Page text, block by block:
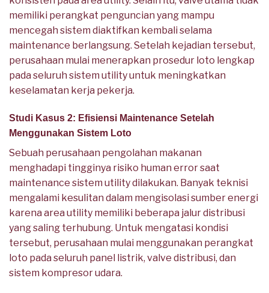
memiliki perangkat penguncian yang mampu
mencegah sistem diaktifkan kembali selama
maintenance berlangsung. Setelah kejadian tersebut,
perusahaan mulai menerapkan prosedur loto lengkap
pada seluruh sistem utility untuk meningkatkan
keselamatan kerja pekerja.
Studi Kasus 2: Efisiensi Maintenance Setelah
Menggunakan Sistem Loto
Sebuah perusahaan pengolahan makanan
menghadapi tingginya risiko human error saat
maintenance sistem utility dilakukan. Banyak teknisi
mengalami kesulitan dalam mengisolasi sumber energi
karena area utility memiliki beberapa jalur distribusi
yang saling terhubung. Untuk mengatasi kondisi
tersebut, perusahaan mulai menggunakan perangkat
loto pada seluruh panel listrik, valve distribusi, dan
sistem kompresor udara.